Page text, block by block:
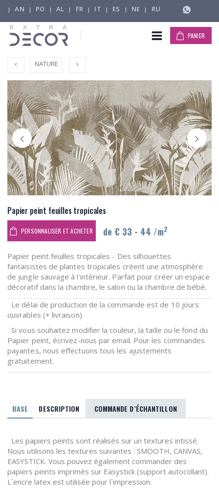
| AN | PO | AL | FR | IT | ES | NE | RU
PANIER
NATURE
Papier peint feuilles tropicales
PERSONNALISER ET ACHETER de € 33 - 44 /m2
Papier peint feuilles tropicales - Des silhouettes
fantaisistes de plantes tropicales créent une atmosphère
de jungle sauvage à l'intérieur. Parfait pour créer un espace
décoratif dans la chambre, le salon ou la chambre de bébé.
Le délai de production de la commande est de 10 jours
ouvrables (+ livraison).
Si vous souhaitez modifier la couleur, la taille ou le fond du
Papier peint, écrivez-nous par email. Pour les commandes
payantes, nous effectuons tous les ajustements
gratuitement.
BASE DESCRIPTION COMMANDE D`ÉCHANTILLON
Les papiers peints sont réalisés sur un textures intissé.
Nous utilisons les textures suivantes : SMOOTH, CANVAS,
EASYSTICK. Vous pouvez également commander des
papiers peints imprimés sur Easystick (support autocollant).
L`encre latex est utilisée pour l`impression.